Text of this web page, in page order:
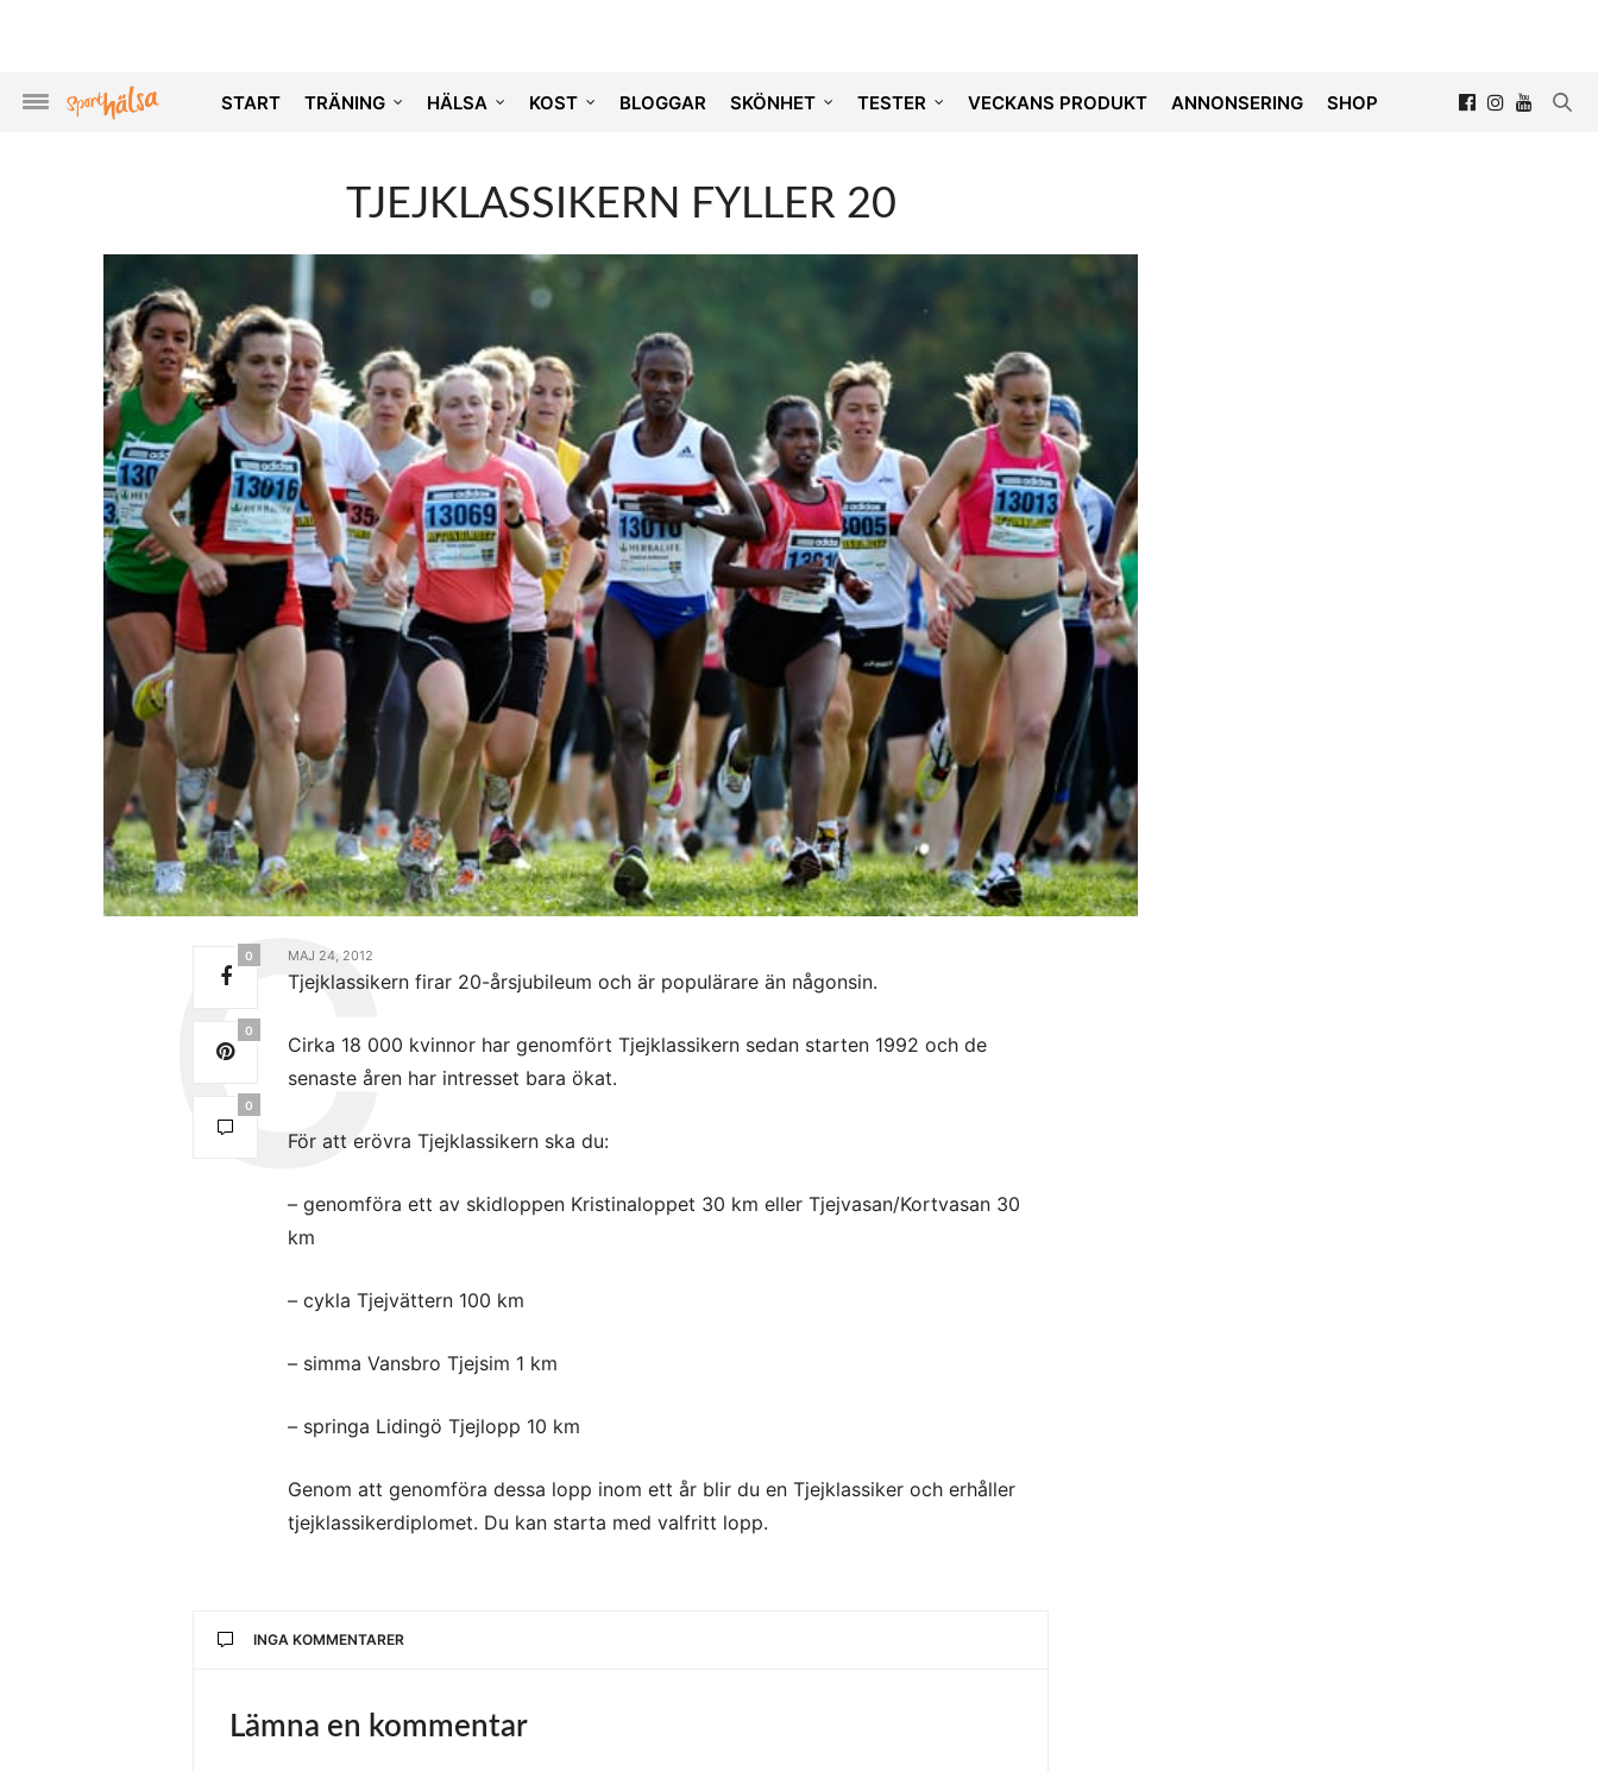
START TRÄNING HÄLSA KOST BLOGGAR SKÖNHET TESTER VECKANS PRODUKT ANNONSERING SHOP
TJEJKLASSIKERN FYLLER 20
0
0
0
MAJ 24, 2012
Tjejklassikern firar 20-årsjubileum och är populärare än någonsin.
Cirka 18 000 kvinnor har genomfört Tjejklassikern sedan starten 1992 och de
senaste åren har intresset bara ökat.
För att erövra Tjejklassikern ska du:
– genomföra ett av skidloppen Kristinaloppet 30 km eller Tjejvasan/Kortvasan 30
km
– cykla Tjejvättern 100 km
– simma Vansbro Tjejsim 1 km
– springa Lidingö Tjejlopp 10 km
Genom att genomföra dessa lopp inom ett år blir du en Tjejklassiker och erhåller
tjejklassikerdiplomet. Du kan starta med valfritt lopp.
INGA KOMMENTARER
Lämna en kommentar